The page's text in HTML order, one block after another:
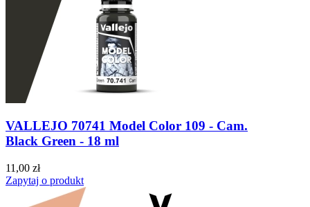
VALLEJO 70741 Model Color 109 - Cam.
Black Green - 18 ml
11,00 zł
Zapytaj o produkt